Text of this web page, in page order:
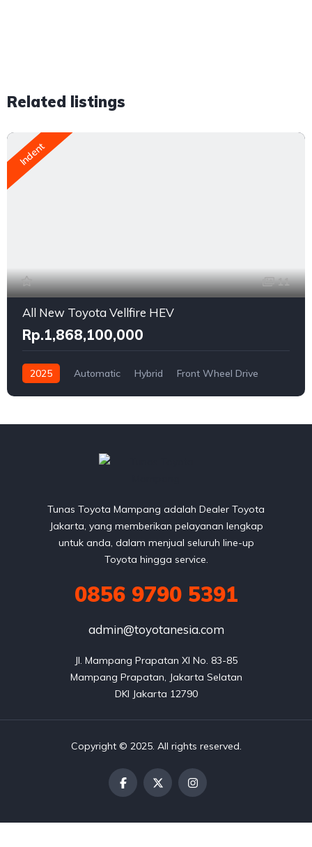
Related listings
Indent
11
All New Toyota Vellfire HEV
Rp.1,868,100,000
2025 Automatic Hybrid Front Wheel Drive
Tunas Toyota Mampang adalah Dealer Toyota
Jakarta, yang memberikan pelayanan lengkap
untuk anda, dalam menjual seluruh line-up
Toyota hingga service.
0856 9790 5391
admin@toyotanesia.com
Jl. Mampang Prapatan XI No. 83-85
Mampang Prapatan, Jakarta Selatan
DKI Jakarta 12790
Copyright © 2025. All rights reserved.